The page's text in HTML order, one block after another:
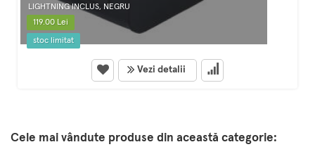
LIGHTNING INCLUS, NEGRU
119.00 Lei
stoc limitat
Vezi detalii
Cele mai vândute produse din această categorie: